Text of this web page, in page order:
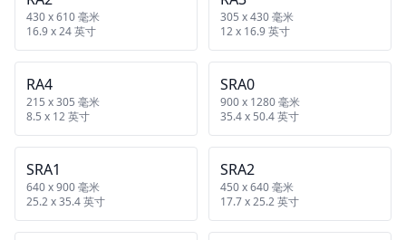
430 x 610 毫米
16.9 x 24 英寸
305 x 430 毫米
12 x 16.9 英寸
RA4
215 x 305 毫米
8.5 x 12 英寸
SRA0
900 x 1280 毫米
35.4 x 50.4 英寸
SRA1
640 x 900 毫米
25.2 x 35.4 英寸
SRA2
450 x 640 毫米
17.7 x 25.2 英寸